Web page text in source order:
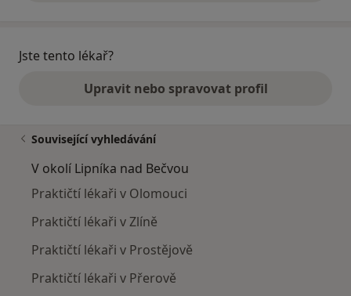
Jste tento lékař?
Upravit nebo spravovat profil
Související vyhledávání
V okolí Lipníka nad Bečvou
Praktičtí lékaři v Olomouci
Praktičtí lékaři v Zlíně
Praktičtí lékaři v Prostějově
Praktičtí lékaři v Přerově